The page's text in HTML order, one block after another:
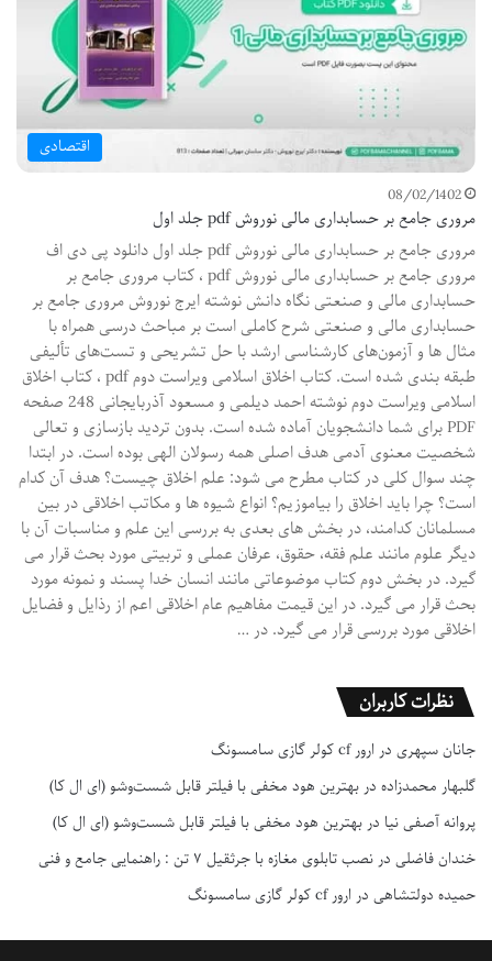
اقتصادی
08/02/1402
مروری جامع بر حسابداری مالی نوروش pdf جلد اول
مروری جامع بر حسابداری مالی نوروش pdf جلد اول دانلود پی دی اف
مروری جامع بر حسابداری مالی نوروش pdf ، کتاب مروری جامع بر
حسابداری مالی و صنعتی نگاه دانش نوشته ایرج نوروش مروری جامع بر
حسابداری مالی و صنعتی شرح کاملی است بر مباحث درسی همراه با
مثال ها و آزمون‌های کارشناسی ارشد با حل تشریحی و تست‌های تألیفی
طبقه ‌بندی شده است. کتاب اخلاق اسلامی ویراست دوم pdf ، کتاب اخلاق
اسلامی ویراست دوم نوشته احمد دیلمی و مسعود آذربایجانی 248 صفحه
PDF برای شما دانشجویان آماده شده است. بدون تردید بازسازی و تعالی
شخصیت معنوی آدمی هدف اصلی همه رسولان الهی بوده است. در ابتدا
چند سوال کلی در کتاب مطرح می شود: علم اخلاق چیست؟ هدف آن کدام
است؟ چرا باید اخلاق را بیاموزیم؟ انواع شیوه ها و مکاتب اخلاقی در بین
مسلمانان کدامند، در بخش های بعدی به بررسی این علم و مناسبات آن با
دیگر علوم مانند علم فقه، حقوق، عرفان عملی و تربیتی مورد بحث قرار می
گیرد. در بخش دوم کتاب موضوعاتی مانند انسان خدا پسند و نمونه مورد
بحث قرار می گیرد. در این قیمت مفاهیم عام اخلاقی اعم از رذایل و فضایل
اخلاقی مورد بررسی قرار می گیرد. در …
نظرات کاربران
جانان سپهری در ارور cf کولر گازی سامسونگ
گلبهار محمدزاده دربهترین هود مخفی با فیلتر قابل شست‌وشو (ای ال کا)
پروانه آصفی نیا دربهترین هود مخفی با فیلتر قابل شست‌وشو (ای ال کا)
خندان فاضلی درنصب تابلوی مغازه با جرثقیل ۷ تن : راهنمایی جامع و فنی
حمیده دولتشاهی در ارور cf کولر گازی سامسونگ